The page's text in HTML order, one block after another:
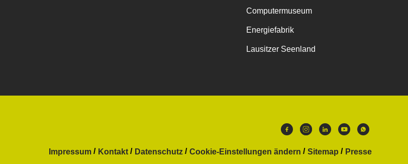
Computermuseum
Energiefabrik
Lausitzer Seenland
Impressum Kontakt Datenschutz Cookie-Einstellungen ändern Sitemap
Presse